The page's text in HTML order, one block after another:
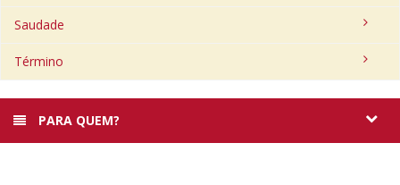
Saudade
Término
PARA QUEM?